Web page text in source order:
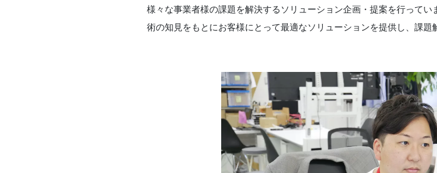
様々な事業者様の課題を解決するソリューション企画・提案を行って
術の知見をもとにお客様にとって最適なソリューションを提供し、課題